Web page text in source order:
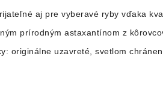
aj pre vyberavé ryby vďaka
prírodným astaxantínom z
originálne uzavreté, svetlom